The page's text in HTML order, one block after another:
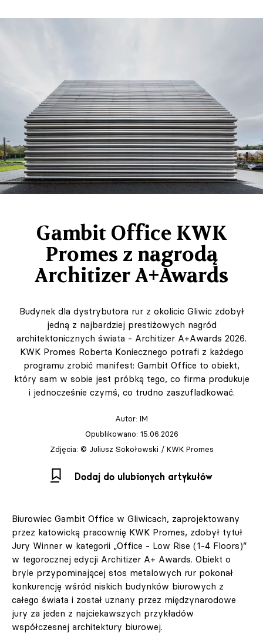
Gambit Office KWK
Promes z nagrodą
Architizer A+Awards
Budynek dla dystrybutora rur z okolicic Gliwic zdobył
jedną z najbardziej prestiżowych nagród
architektonicznych świata - Architizer A+Awards 2026.
KWK Promes Roberta Koniecznego potrafi z każdego
programu zrobić manifest: Gambit Office to obiekt,
który sam w sobie jest próbką tego, co firma produkuje
i jednocześnie czymś, co trudno zaszufladkować.
Autor: IM
Opublikowano: 15.06.2026
Zdjęcia: © Juliusz Sokołowski / KWK Promes
Dodaj do ulubionych artykułów
Biurowiec Gambit Office w Gliwicach, zaprojektowany
przez katowicką pracownię KWK Promes, zdobył tytuł
Jury Winner w kategorii „Office - Low Rise (1-4 Floors)”
w tegorocznej edycji Architizer A+ Awards. Obiekt o
bryle przypominającej stos metalowych rur pokonał
konkurencję wśród niskich budynków biurowych z
całego świata i został uznany przez międzynarodowe
jury za jeden z najciekawszych przykładów
współczesnej architektury biurowej.